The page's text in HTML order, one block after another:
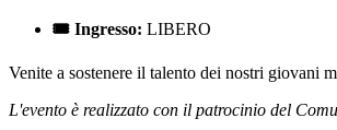
🎟️ Ingresso: LIBERO
Venite a sostenere il talento dei nostri giovani
L'evento è realizzato con il patrocinio del